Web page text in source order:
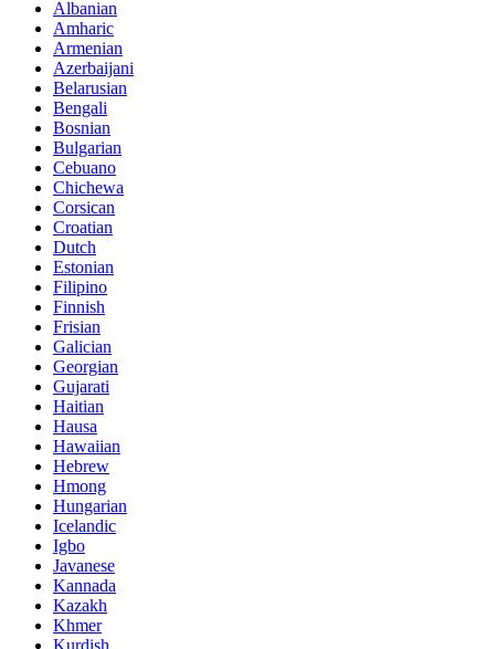
Albanian
Amharic
Armenian
Azerbaijani
Belarusian
Bengali
Bosnian
Bulgarian
Cebuano
Chichewa
Corsican
Croatian
Dutch
Estonian
Filipino
Finnish
Frisian
Galician
Georgian
Gujarati
Haitian
Hausa
Hawaiian
Hebrew
Hmong
Hungarian
Icelandic
Igbo
Javanese
Kannada
Kazakh
Khmer
Kurdish